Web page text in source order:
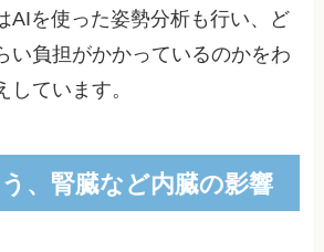
AIを使った姿勢分析も行い、ど
い負担がかかっているのかをわ
しています。
、腎臓など内臓の影響